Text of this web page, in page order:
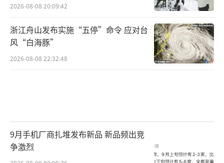
2026-08-08 20:09:42
浙江舟山发布实施“五停”命令 应对台
风“白海豚”
2026-08-08 22:32:48
9月手机厂商扎堆发布新品 新品频出竞
争激烈